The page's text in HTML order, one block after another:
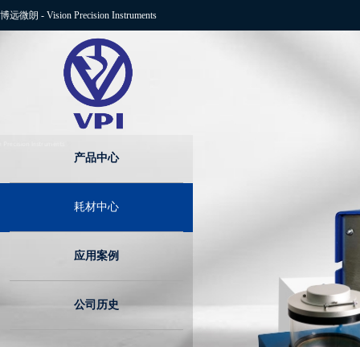
博远微朗 - Vision Precision Instruments
产品中心
耗材中心
应用案例
公司历史